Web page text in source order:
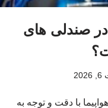
صندلی های
با دقت و توجه به